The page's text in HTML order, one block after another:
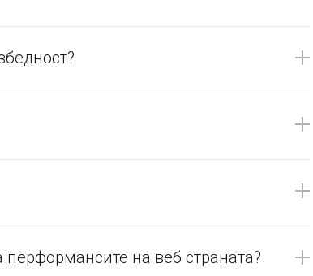
на веб страната?